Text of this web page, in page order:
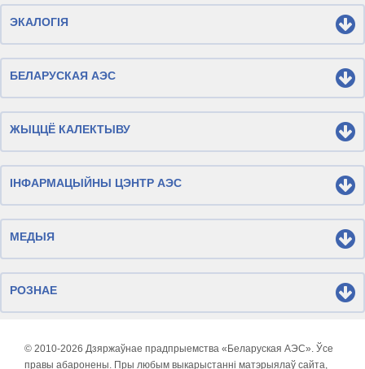
ЭКАЛОГІЯ
БЕЛАРУСКАЯ АЭС
ЖЫЦЦЁ КАЛЕКТЫВУ
ІНФАРМАЦЫЙНЫ ЦЭНТР АЭС
МЕДЫЯ
РОЗНАЕ
© 2010-2026 Дзяржаўнае прадпрыемства «Беларуская АЭС». Ўсе
правы абаронены. Пры любым выкарыстанні матэрыялаў сайта,